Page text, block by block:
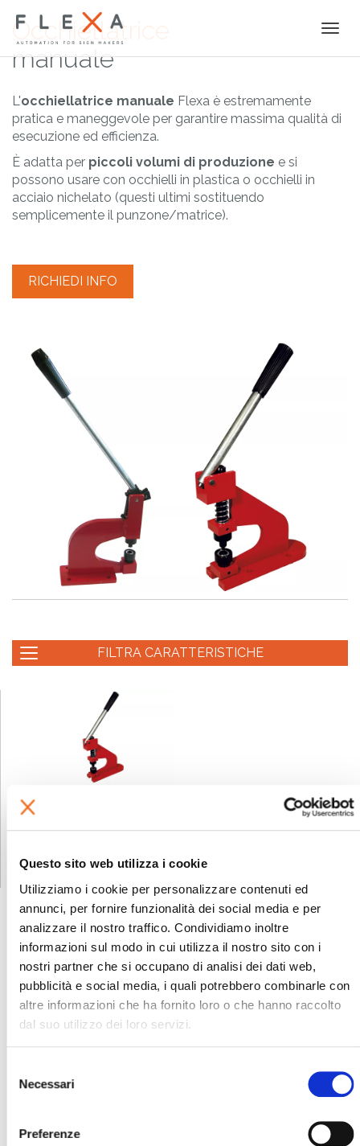
Questo sito web utilizza i cookie
Utilizziamo i cookie per personalizzare contenuti ed
annunci, per fornire funzionalità dei social media e per
analizzare il nostro traffico. Condividiamo inoltre
informazioni sul modo in cui utilizza il nostro sito con i
nostri partner che si occupano di analisi dei dati web,
pubblicità e social media, i quali potrebbero combinarle con
altre informazioni che ha fornito loro o che hanno raccolto
dal suo utilizzo dei loro servizi.
delNecessari
Preferenze
Occhiellatrice
manuale
L'occhiellatrice manuale Flexa è estremamente
pratica e maneggevole per garantire massima qualità di
esecuzione ed efficienza.
È adatta per piccoli volumi di produzione e si
possono usare con occhielli in plastica o occhielli in
acciaio nichelato (questi ultimi sostituendo
semplicemente il punzone/matrice).
RICHIEDI INFO
FILTRA CARATTERISTICHE
Occhiellatrici manuali
Dalla famiglia delle
saldatrici Flexa
automatiche